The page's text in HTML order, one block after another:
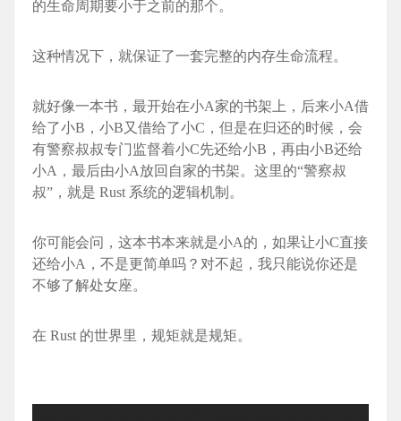
的生命周期要小于之前的那个。
这种情况下，就保证了一套完整的内存生命流程。
就好像一本书，最开始在小A家的书架上，后来小A借
给了小B，小B又借给了小C，但是在归还的时候，会
有警察叔叔专门监督着小C先还给小B，再由小B还给
小A，最后由小A放回自家的书架。这里的“警察叔
叔”，就是 Rust 系统的逻辑机制。
你可能会问，这本书本来就是小A的，如果让小C直接
还给小A，不是更简单吗？对不起，我只能说你还是
不够了解处女座。
在 Rust 的世界里，规矩就是规矩。